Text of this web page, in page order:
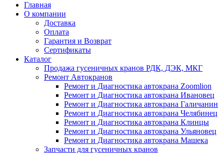
Главная
О компании
Доставка
Оплата
Гарантия и Возврат
Сертификаты
Каталог
Продажа гусеничных кранов РДК, ДЭК, МКГ
Ремонт Автокранов
Ремонт и Диагностика автокрана Zoomlion
Ремонт и Диагностика автокрана Ивановец
Ремонт и Диагностика автокрана Галичанин
Ремонт и Диагностика автокрана Челябинец
Ремонт и Диагностика автокрана Клинцы
Ремонт и Диагностика автокрана Ульяновец
Ремонт и Диагностика автокрана Машека
Запчасти для гусеничных кранов